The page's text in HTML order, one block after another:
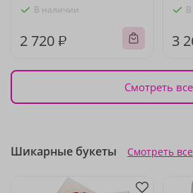
В наличии
2 720 ₽ 3
Смотреть все
Шикарные букеты Смотреть все